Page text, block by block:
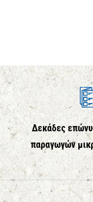
Δεκάδες
παραγωγών